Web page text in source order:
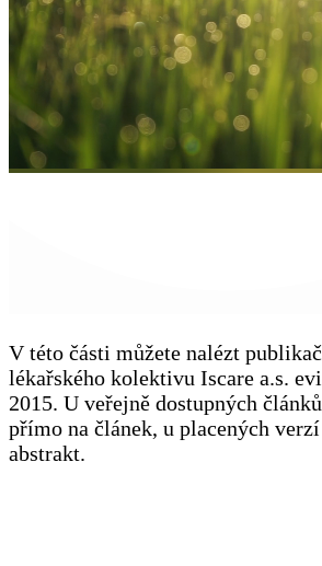
V této části můžete nalézt
lékařského kolektivu Iscare a.s.
2015. U veřejně dostupných
přímo na článek, u placených
abstrakt.